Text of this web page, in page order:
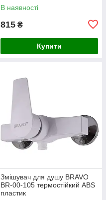
В наявності
815 ₴
Купити
Змішувач для душу BRAVO
BR-00-105 термостійкий ABS
пластик